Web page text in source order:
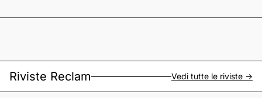
Riviste Reclam Vedi tutte le riviste ->